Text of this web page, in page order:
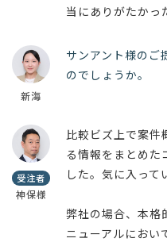
当にありがたかっ
新海
サンアント様のご
のでしょうか。
受注者
神保様
比較ビズ上で案件
る情報をまとめた
した。気に入って
弊社の場合、本格
ニューアルにおい